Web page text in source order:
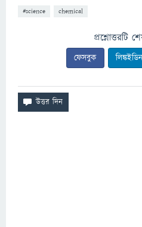
#science chemical
প্রশ্নোত্তরটি
ফেসবুক লিঙ্কইডিন